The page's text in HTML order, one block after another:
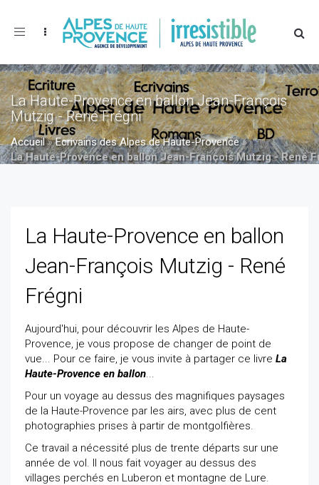
Toggle
La Haute-Provence en ballon Jean-François
Mutzig - René Frégni
Accueil»Ecrivains des Alpes de Haute-Provence»
La Haute-Provence en ballon Jean-François Mutzig - René
La Haute-Provence en ballon
Jean-François Mutzig - René
Frégni
Aujourd'hui, pour découvrir les Alpes de Haute-
Provence, je vous propose de changer de point de
vue... Pour ce faire, je vous invite à partager ce livre La
Haute-Provence en ballon...
Pour un voyage au dessus des magnifiques paysages
de la Haute-Provence par les airs, avec plus de cent
photographies prises à partir de montgolfières.
Ce travail a nécessité plus de trente départs sur une
année de vol. Il nous fait voyager au dessus des
villages perchés en Luberon et montagne de Lure.